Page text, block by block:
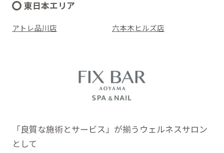
東日本エリア
アトレ品川店 六本木ヒルズ店
「良質な施術とサービス」が揃うウェルネスサロン
として